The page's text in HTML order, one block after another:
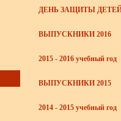
ДЕНЬ ЗАЩИТЫ ДЕТЕЙ
ВЫПУСКНИКИ 2016
2015 - 2016 учебный год
ВЫПУСКНИКИ 2015
2014 - 2015 учебный год